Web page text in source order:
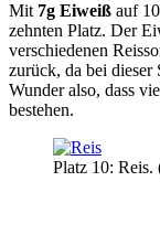
Mit 7g Eiweiß auf
zehnten Platz. Der
verschiedenen
zurück, da bei dieser
Wunder also, dass
bestehen.
Platz 10: Reis.